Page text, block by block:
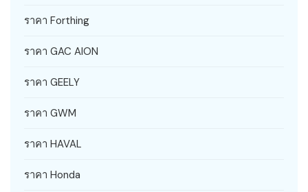
ราคา Forthing
ราคา GAC AION
ราคา GEELY
ราคา GWM
ราคา HAVAL
ราคา Honda